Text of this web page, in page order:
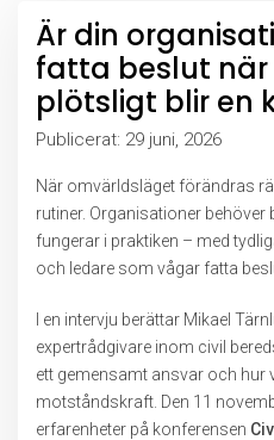
Är din
fatta beslut
plötsligt blir en
Publicerat: 29 juni, 2026
När omvärldsläget förändras
rutiner. Organisationer behöver
fungerar i praktiken – med
och ledare som vågar fatta
I en intervju berättar Mikael
expertrådgivare inom civil
ett gemensamt ansvar och hur
motståndskraft. Den 11
erfarenheter på konferensen